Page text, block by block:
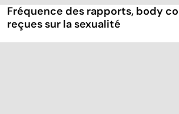
Fréquence des rapports, body
reçues sur la sexualité